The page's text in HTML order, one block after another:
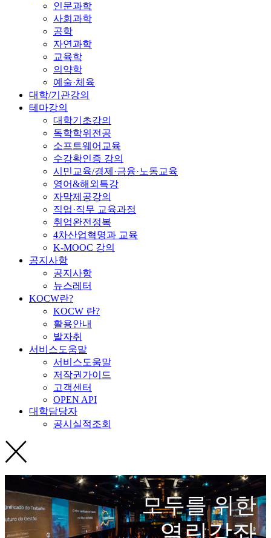
인문과학
사회과학
공학
자연과학
교육학
의약학
예술·체육
대학/기관강의
테마강의
대학기초강의
독학학위전공
소프트웨어교육
수강확인증 강의
시민교육/경제·금융·노동교육
영어&해외특강
자막제공강의
직업·직무 교육과정
취업완전정복
4차산업혁명과 교육
K-MOOC 강의
공지사항
공지사항
뉴스레터
KOCW란?
KOCW 란?
활용안내
발자취
서비스도움말
서비스도움말
저작권가이드
고객센터
OPEN API
대학담당자
공시실적조회
모두를 위한